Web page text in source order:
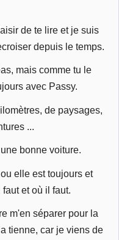
de te lire et je suis
depuis le temps.
mais comme tu le
avec Passy.
de paysages,
...
bonne voiture.
elle est toujours et
et où il faut.
m'en séparer pour la
tienne, car je viens de